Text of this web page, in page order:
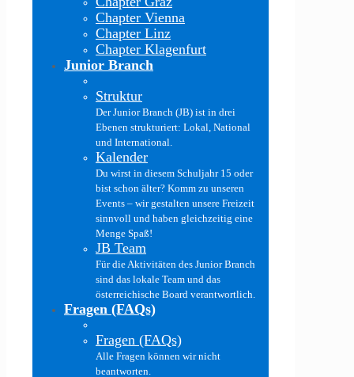
Chapter Vienna
Chapter Linz
Chapter Klagenfurt
Junior Branch
Struktur
Der Junior Branch (JB) ist in drei
Ebenen strukturiert: Lokal, National
und International.
Kalender
Du wirst in diesem Schuljahr 15 oder
bist schon älter? Komm zu unseren
Events – wir gestalten unsere Freizeit
sinnvoll und haben gleichzeitig eine
Menge Spaß!
JB Team
Für die Aktivitäten des Junior Branch
sind das lokale Team und das
österreichische Board verantwortlich.
Fragen (FAQs)
Fragen (FAQs)
Alle Fragen können wir nicht
beantworten.